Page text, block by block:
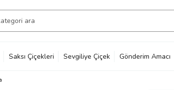
Saksı Çiçekleri Sevgiliye Çiçek Gönderim Amacı